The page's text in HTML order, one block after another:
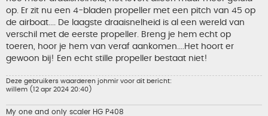
op. Er zit nu een 4-bladen propeller met een pitch van 45 op
de airboat.... De laagste draaisnelheid is al een wereld van
verschil met de eerste propeller. Breng je hem echt op
toeren, hoor je hem van veraf aankomen....Het hoort er
gewoon bij! Een echt stille propeller bestaat niet!
Deze gebruikers waarderen johmir voor dit bericht:
willem (12 apr 2024 20:40)
My one and only scaler HG P408